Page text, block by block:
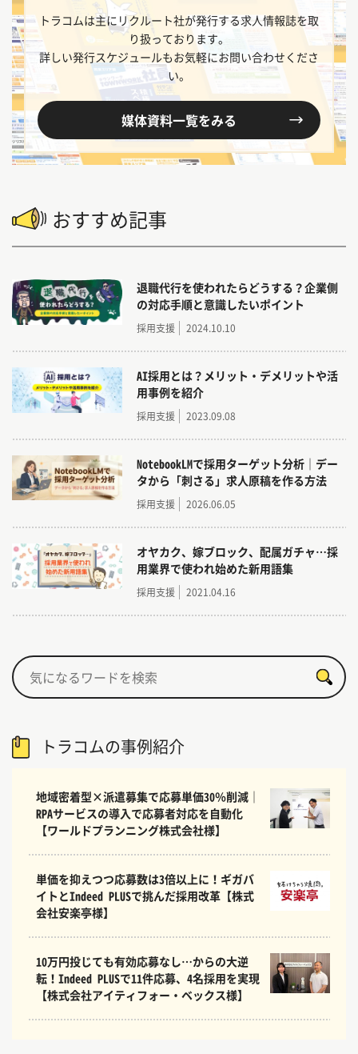
・採用要件の整理
・応募数を増やすための工夫
・入社後に長く活躍してもらうための仕組みづく
り
といった、採用にまつわる “お困りごと” に役立
その他にも、SNS運用・Google広告・採用サイト
制作など、「どうやって自社の魅力を伝える
■Google広告運用実績：100アカウント以上
■SNS運用実績：40社以上
これまでに積み重ねてきた経験とノウハウをもと
に、トラログでは「明日から試したくなるヒン
ト」や「採用に役立つ考え方」をできるだけわか
りやすくお届けしています。
トラコムは主にリクルート社が発行する求人情報誌を取
り扱っております。
詳しい発行スケジュールもお気軽にお問い合わせくださ
い。
媒体資料一覧をみる
おすすめ記事
退職代行を使われたらどうする？企業側
の対応手順と意識したいポイント
採用支援 2024.10.10
AI採用とは？メリット・デメリットや活
用事例を紹介
採用支援 2023.09.08
NotebookLMで採用ターゲット分析｜デー
タから「刺さる」求人原稿を作る方法
採用支援 2026.06.05
オヤカク、嫁ブロック、配属ガチャ…採
用業界で使われ始めた新用語集
採用支援 2021.04.16
トラコムの事例紹介
地域密着型×派遣募集で応募単価30％削減｜
RPAサービスの導入で応募者対応を自動化
【ワールドプランニング株式会社様】
単価を抑えつつ応募数は3倍以上に！ギガバ
イトとIndeed PLUSで挑んだ採用改革【株式
会社安楽亭様】
10万円投じても有効応募なし…からの大逆
転！Indeed PLUSで11件応募、4名採用を実現
【株式会社アイティフォー・ベックス様】